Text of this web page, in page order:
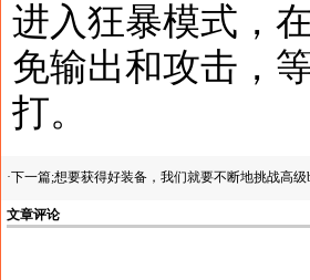
进入狂暴模式，
免输出和攻击，
打。
·下一篇;想要获得好装备，我们就要不断地挑战高级
文章评论